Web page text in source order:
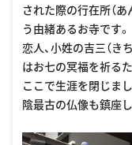
された際の行在所（
う由緒あるお寺です
恋人、小姓の吉三（き
はお七の冥福を祈る
ここで生涯を閉じま
陰最古の仏像も鎮座